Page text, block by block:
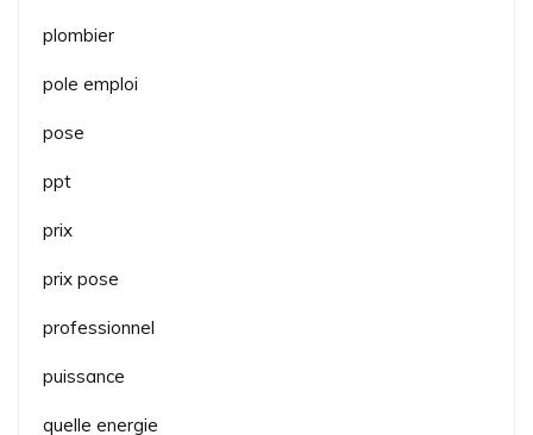
plombier
pole emploi
pose
ppt
prix
prix pose
professionnel
puissance
quelle energie